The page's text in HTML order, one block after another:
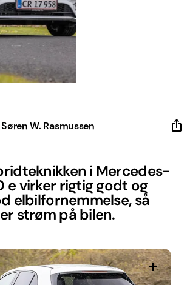
Søren W. Rasmussen
i Mercedes-
e virker rigtig godt og
elbilfornemmelse, så
strøm på bilen.